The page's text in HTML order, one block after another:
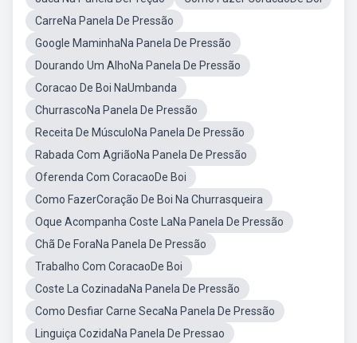
CarreNa Panela De Pressão
Google MaminhaNa Panela De Pressão
Dourando Um AlhoNa Panela De Pressão
Coracao De Boi NaUmbanda
ChurrascoNa Panela De Pressão
Receita De MúsculoNa Panela De Pressão
Rabada Com AgriãoNa Panela De Pressão
Oferenda Com CoracaoDe Boi
Como FazerCoração De Boi Na Churrasqueira
Oque Acompanha Coste LaNa Panela De Pressão
Chã De ForaNa Panela De Pressão
Trabalho Com CoracaoDe Boi
Coste La CozinadaNa Panela De Pressão
Como Desfiar Carne SecaNa Panela De Pressão
Linguiça CozidaNa Panela De Pressao